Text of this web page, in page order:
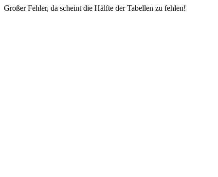
Großer Fehler, da scheint die Hälfte der Tabellen zu fehlen!